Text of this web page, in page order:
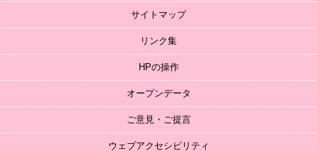
サイトマップ
リンク集
HPの操作
オープンデータ
ご意見・ご提言
ウェブアクセシビリティ